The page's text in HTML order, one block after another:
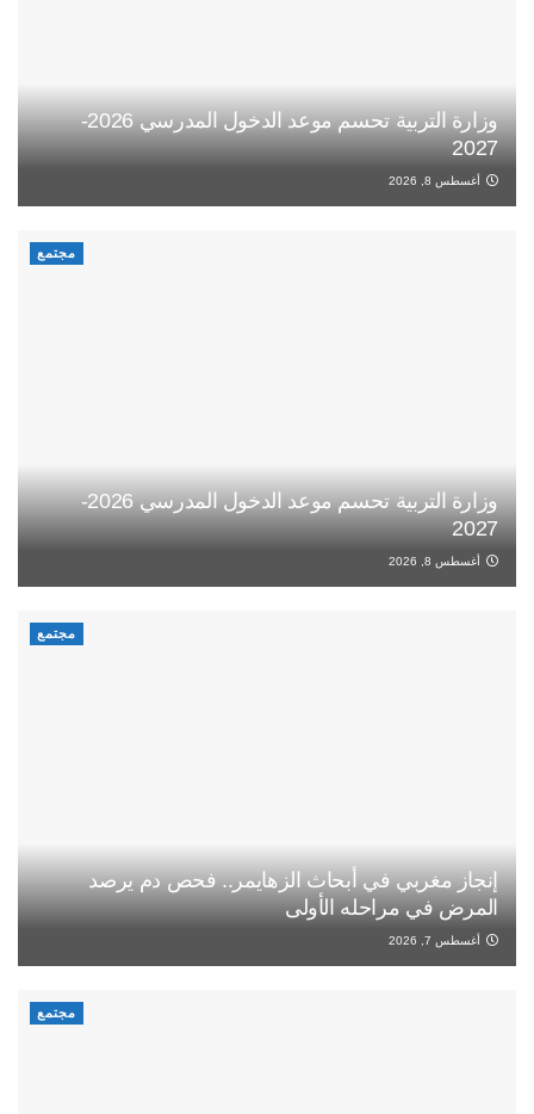
وزارة التربية تحسم موعد الدخول المدرسي 2026-
2027
أغسطس 8, 2026
مجتمع
وزارة التربية تحسم موعد الدخول المدرسي 2026-
2027
أغسطس 8, 2026
مجتمع
إنجاز مغربي في أبحاث الزهايمر.. فحص دم يرصد
المرض في مراحله الأولى
أغسطس 7, 2026
مجتمع